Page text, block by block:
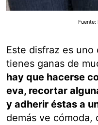
Este disfraz es uno
tienes ganas de
hay que hacerse
eva, recortar
y adherir éstas a
demás ve cómoda,